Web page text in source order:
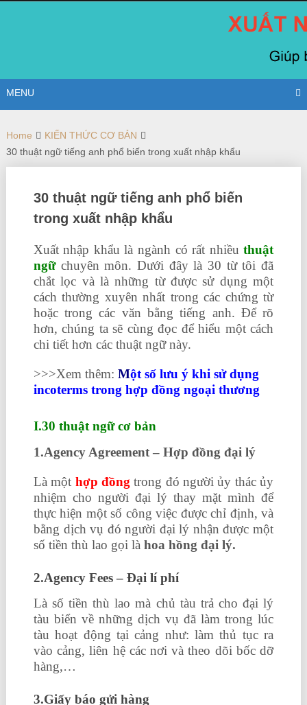
MENU
Home
KIẾN THỨC CƠ BẢN
30 thuật ngữ tiếng anh phổ biến trong xuất nhập khẩu
30 thuật ngữ tiếng anh phổ biến
trong xuất nhập khẩu
Xuất nhập khẩu là ngành có rất nhiềuthuật
ngữchuyên môn. Dưới đây là 30 từ tôi đã
chắt lọc và là những từ được sử dụng một
cách thường xuyên nhất trong các chứng từ
hoặc trong các văn bằng tiếng anh. Để rõ
hơn, chúng ta sẽ cùng đọc để hiểu một cách
chi tiết hơn các thuật ngữ này.
>>>Xem thêm: Một số lưu ý khi sử dụng
incoterms trong hợp đồng ngoại thương
I.30 thuật ngữ cơ bản
1.Agency Agreement – Hợp đồng đại lý
Là một hợp đồng trong đó người ủy thác ủy
nhiệm cho người đại lý thay mặt mình để
thực hiện một số công việc được chỉ định, và
bằng dịch vụ đó người đại lý nhận được một
số tiền thù lao gọi là hoa hồng đại lý.
2.Agency Fees – Đại lí phí
Là số tiền thù lao mà chủ tàu trả cho đại lý
tàu biển về những dịch vụ đã làm trong lúc
tàu hoạt động tại cảng như: làm thủ tục ra
vào cảng, liên hệ các nơi và theo dõi bốc dỡ
hàng,…
3.Giấy báo gửi hàng